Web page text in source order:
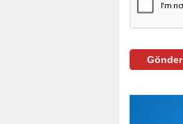
Gönder